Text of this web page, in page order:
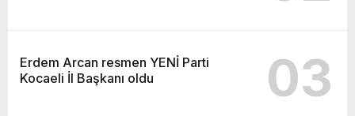
Erdem Arcan resmen YENİ Parti
Kocaeli İl Başkanı oldu
03